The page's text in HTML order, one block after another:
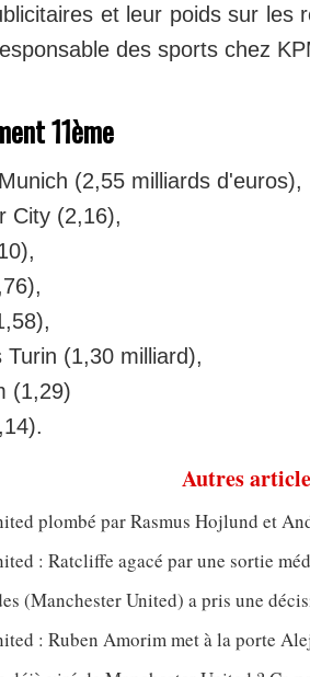
et leur poids sur les
des sports chez
11ème
(2,55 milliards d'euros),
City (2,16),
(1,30 milliard),
(1,29)
Autres
plombé par Rasmus Hojlund et
: Ratcliffe agacé par une sortie
(Manchester United) a pris une
: Ruben Amorim met à la porte